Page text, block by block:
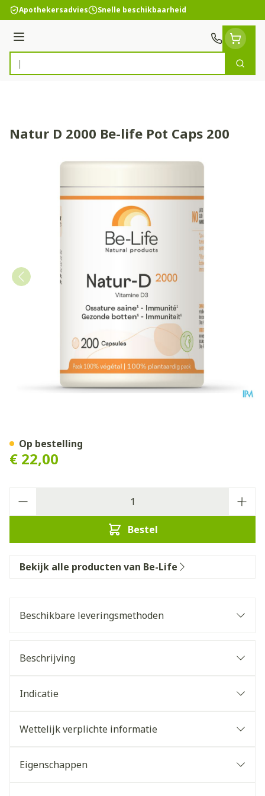
Ga naar de inhoud
Apothekersadvies Snelle beschikbaarheid
Menu
Product, merk, categorie...
Zoek
Natur D 2000 Be-life Pot Caps 200
€ 22,00
Bestel
Op bestelling
Bekijk alle producten van Be-Life
Beschikbare leveringsmethoden
Beschrijving
Indicatie
Wettelijk verplichte informatie
Eigenschappen